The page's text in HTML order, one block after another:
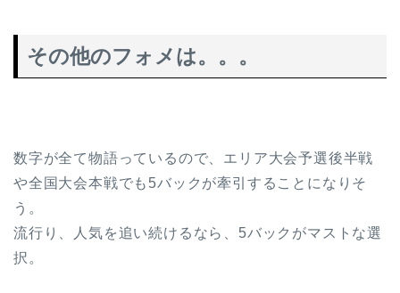
その他のフォメは。。。
数字が全て物語っているので、エリア大会予選後半戦
や全国大会本戦でも5バックが牽引することになりそ
う。
流行り、人気を追い続けるなら、5バックがマストな選
択。